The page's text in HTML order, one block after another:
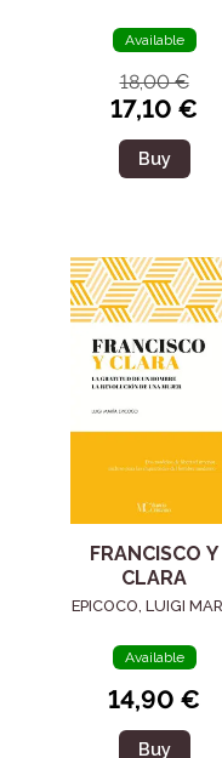
Available
18,00 €
17,10 €
Buy
FRANCISCO Y
CLARA
EPICOCO, LUIGI
Available
14,90 €
Buy